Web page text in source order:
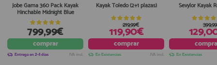
Jobe Gama 360 Pack Kayak
Hinchable Midnight Blue
799,99€
comprar
Entrega en 2-4 días IVA incl.
Kayak Toledo (2+1 plazas)
119,90€
219,99€
comprar
En Existencias IVA incl.
Sevylor Kayak
En Existencias